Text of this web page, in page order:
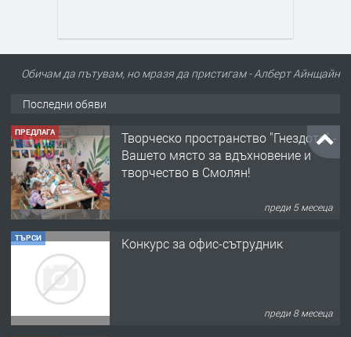
Обичам да пътувам, но мразя да пристигам - Алберт Айнщайн
Последни обяви
ПРЕДЛАГА
Творческо пространство "Гнездото" -
Вашето място за вдъхновение и
творчество в Смолян!
преди 5 месеца
ТЪРСИ Конкурс за офис-сътрудник
преди 8 месеца